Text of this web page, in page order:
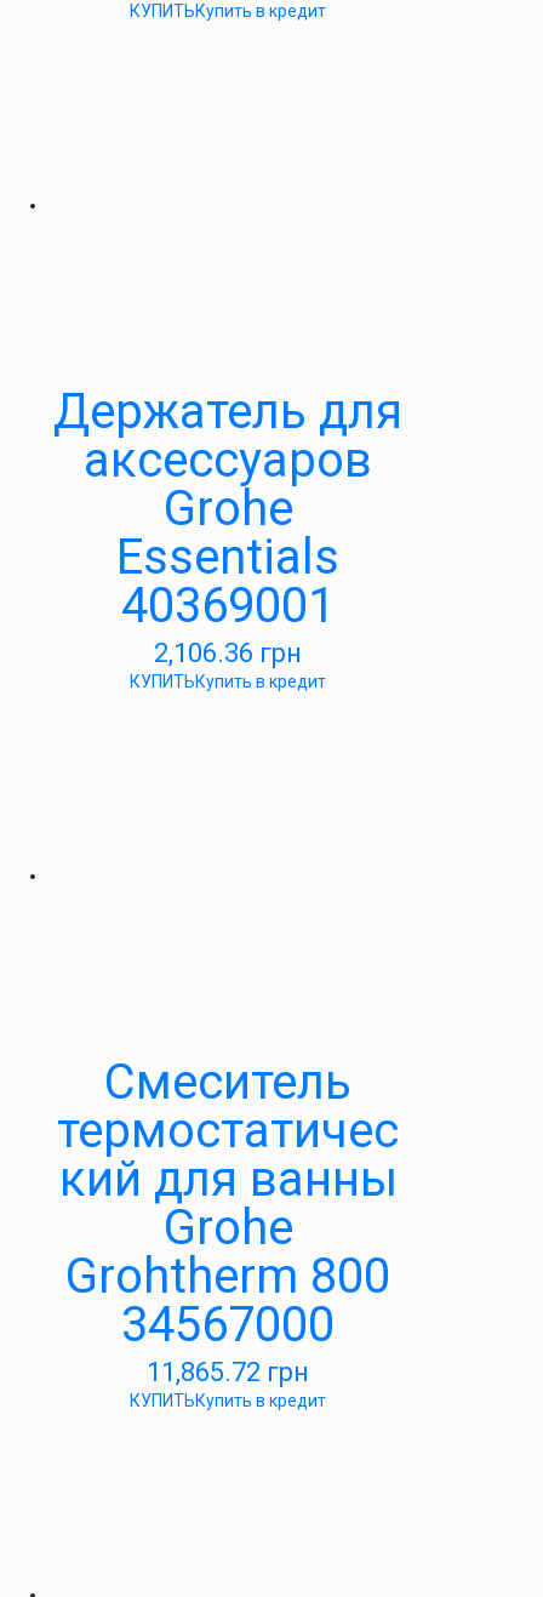
КУПИТЬКупить в кредит
Держатель для
аксессуаров
Grohe
Essentials
40369001
2,106.36 грн
КУПИТЬКупить в кредит
Смеситель
термостатичес
кий для ванны
Grohe
Grohtherm 800
34567000
11,865.72 грн
КУПИТЬКупить в кредит